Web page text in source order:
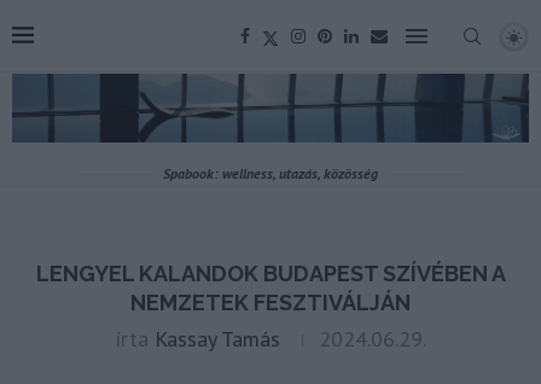
Spabook: wellness, utazás, közösség
LENGYEL KALANDOK BUDAPEST SZÍVÉBEN A
NEMZETEK FESZTIVÁLJÁN
írta Kassay Tamás 2024.06.29.